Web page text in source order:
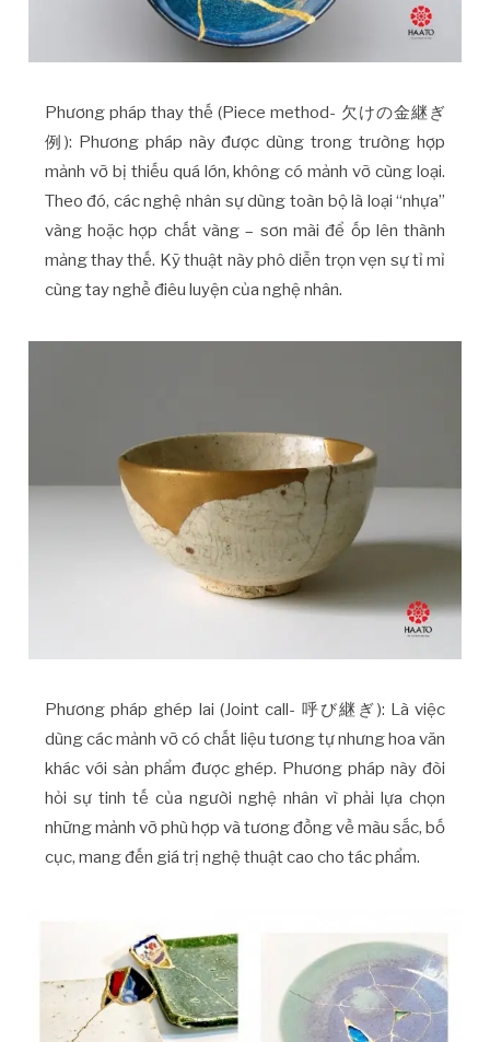
Phương pháp thay thế (Piece method- 欠けの金継ぎ
例): Phương pháp này được dùng trong trường hợp
mảnh vỡ bị thiếu quá lớn, không có mảnh vỡ cùng loại.
Theo đó, các nghệ nhân sự dùng toàn bộ là loại “nhựa”
vàng hoặc hợp chất vàng – sơn mài để ốp lên thành
mảng thay thế. Kỹ thuật này phô diễn trọn vẹn sự tỉ mỉ
cùng tay nghề điêu luyện của nghệ nhân.
Phương pháp ghép lai (Joint call- 呼び継ぎ): Là việc
dùng các mảnh vỡ có chất liệu tương tự nhưng hoa văn
khác với sản phẩm được ghép. Phương pháp này đòi
hỏi sự tinh tế của người nghệ nhân vì phải lựa chọn
những mảnh vỡ phù hợp và tương đồng về màu sắc, bố
cục, mang đến giá trị nghệ thuật cao cho tác phẩm.